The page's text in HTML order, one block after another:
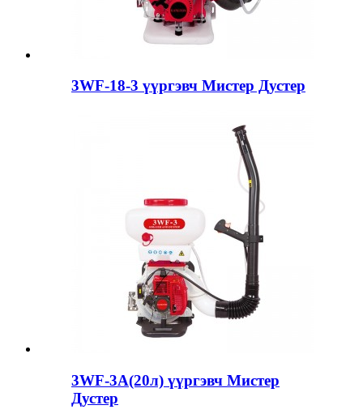
3WF-18-3 үүргэвч Мистер Дустер
3WF-3A(20л) үүргэвч Мистер
Дустер